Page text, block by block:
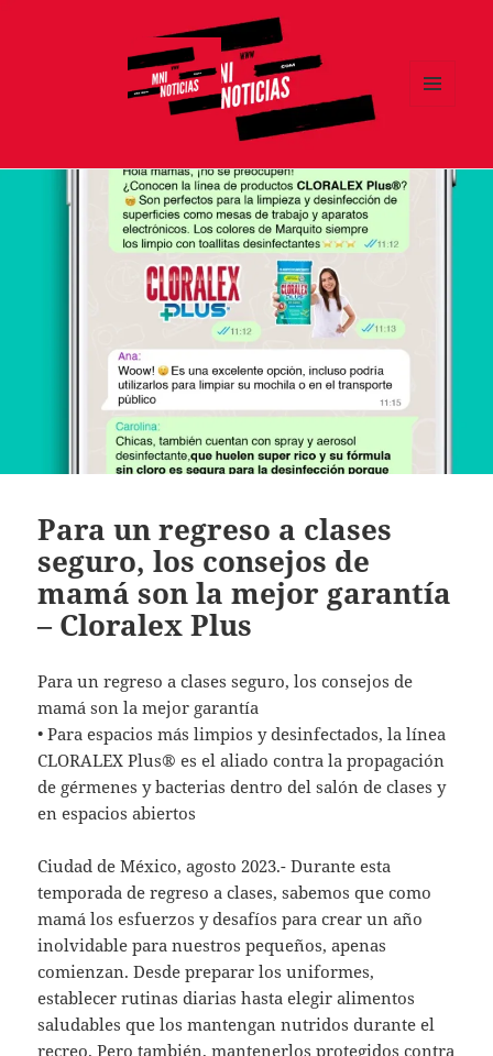
Para un regreso a clases
seguro, los consejos de
mamá son la mejor garantía
– Cloralex Plus
Para un regreso a clases seguro, los consejos de
mamá son la mejor garantía
• Para espacios más limpios y desinfectados, la línea
CLORALEX Plus® es el aliado contra la propagación
de gérmenes y bacterias dentro del salón de clases y
en espacios abiertos
Ciudad de México, agosto 2023.- Durante esta
temporada de regreso a clases, sabemos que como
mamá los esfuerzos y desafíos para crear un año
inolvidable para nuestros pequeños, apenas
comienzan. Desde preparar los uniformes,
establecer rutinas diarias hasta elegir alimentos
saludables que los mantengan nutridos durante el
recreo. Pero también, mantenerlos protegidos contra